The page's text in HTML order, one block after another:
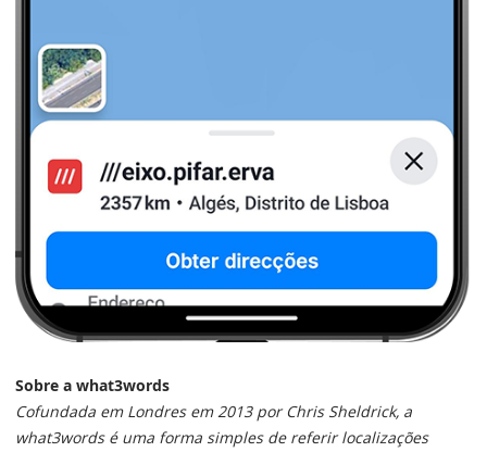
Sobre a what3words
Cofundada em Londres em 2013 por Chris Sheldrick, a
what3words é uma forma simples de referir localizações